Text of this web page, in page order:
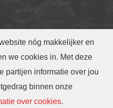
nóg makkelijker en
we cookies in. Met deze
partijen informatie over jou
binnen onze
over cookies.